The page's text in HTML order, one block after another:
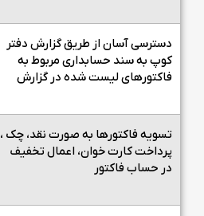
دسترسی آسان از طریق گزارش دفتر
کوپ به سند حسابداری مربوط به
فاکتورهای لیست شده در گزارش
تسویه فاکتورها به صورت نقد، چک ،
پرداخت کارت خوان، اعمال تخفیف
در حساب فاکتور